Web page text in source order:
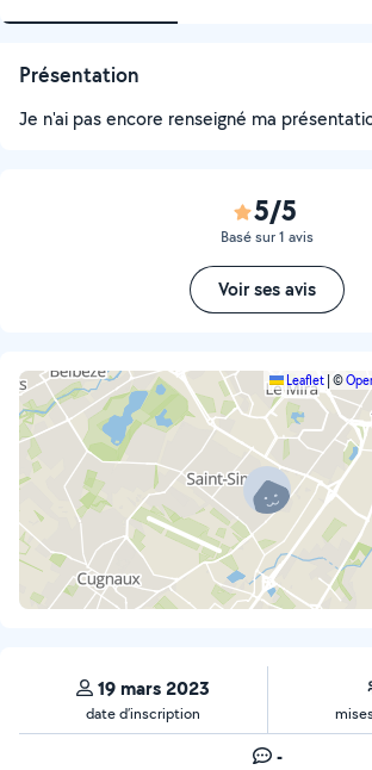
Présentation
Je n'ai pas encore renseigné ma
5/5
Basé sur 1 avis
Voir ses avis
Leaflet ©
19 mars 2023
date d’inscription
-